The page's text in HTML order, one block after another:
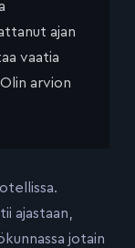
ajan
vaatia
arvion
ajastaan,
jotain